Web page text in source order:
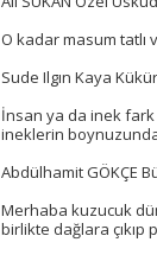
O kadar masum tatlı
Sude Ilgın Kaya
İnsan ya da inek fark
ineklerin
Abdülhamit GÖKÇE
Merhaba kuzucuk
birlikte dağlara çıkıp